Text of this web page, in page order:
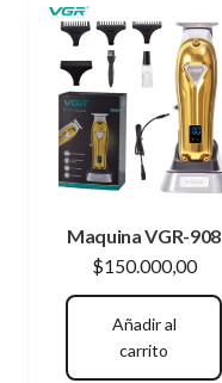
Maquina VGR-908
$150.000,00
Añadir al
carrito